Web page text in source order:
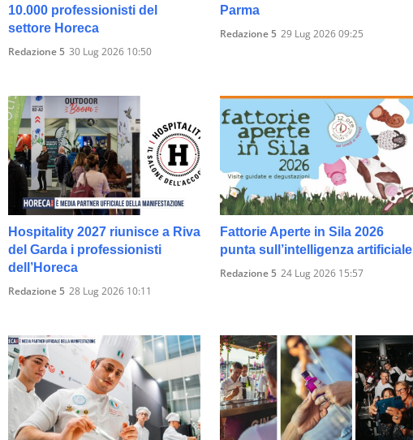
10.000 professionisti del
settore Horeca
Redazione 5 30 Lug 2026 10:50
Parma
Redazione 5 29 Lug 2026 09:25
Hospitality 2027 riunisce a Riva
del Garda i professionisti
dell’Horeca
Redazione 5 28 Lug 2026 10:11
Fattorie Aperte in Sila 2026
punta sull’intelligenza artificiale
Redazione 5 24 Lug 2026 15:57